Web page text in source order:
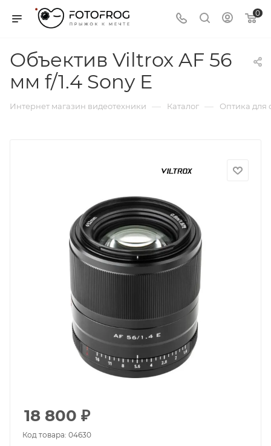
0
Объектив Viltrox AF 56
мм f/1.4 Sony E
Интернет магазин видеотехники — Каталог — Оптика для
18 800 ₽
Код товара: 04630